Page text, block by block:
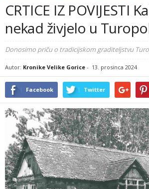
CRTICE IZ POVIJESTI
nekad živjelo u
Donosimo priču o tradicijskom graditeljstvu
Autor: Kronike Velike Gorice - 13. prosinca 2024
Facebook Twitter